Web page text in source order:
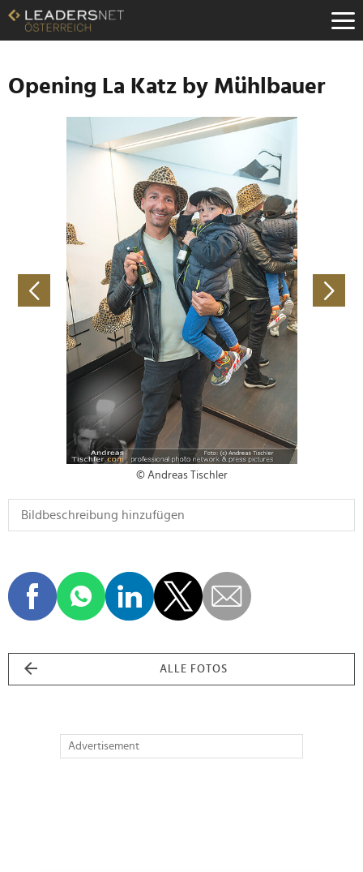
Zum
Inhalt
Zur
Navigation
Zur
Hauptnavigation
Opening La Katz by Mühlbauer
© Andreas Tischler
ALLE FOTOS
Advertisement